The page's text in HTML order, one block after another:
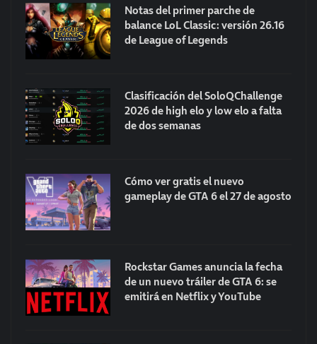
Notas del primer parche de
balance LoL Classic: versión 26.16
de League of Legends
Clasificación del SoloQChallenge
2026 de high elo y low elo a falta
de dos semanas
Cómo ver gratis el nuevo
gameplay de GTA 6 el 27 de agosto
Rockstar Games anuncia la fecha
de un nuevo tráiler de GTA 6: se
emitirá en Netflix y YouTube